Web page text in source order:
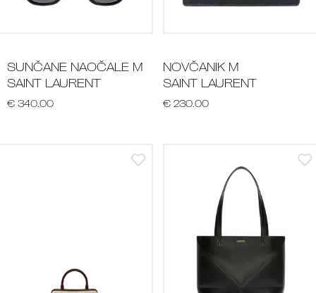
SUNČANE NAOČALE M
SAINT LAURENT
€ 340.00
NOVČANIK M
SAINT LAURENT
€ 230.00